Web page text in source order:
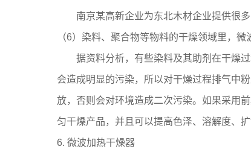
南京某高新企业为东北木材企业提供很多
（6）染料、聚合物等物料的干燥领域里，
据资料分析，有些染料及其助剂在干燥过
会造成明显的污染，所以对干燥过程排气中
放，否则会对环境造成二次污染。如果采用
匀干燥产品，并且可以提高色泽、溶解度、
6. 微波加热干燥器